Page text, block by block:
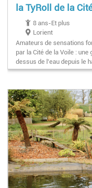
la TyRoll de la
8 ans-Et plus
Lorient
Amateurs de sensations
par la Cité de la Voile :
dessus de l'eau depuis le